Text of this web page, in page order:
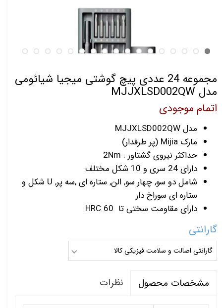
مجموعه 24 عددی پیچ گوشتی میجیا شیائومی
مدل MJJXLSD002QW
اتمام موجودی
مدل MJJXLSD002QW
مارک Mijia (پر طرفدار)
حداکثر نیروی گشتاور : 2Nm
دارای 24 سری و 10 شکل مختلف
شامل دو سو, چهار سو, الن, ستاره ای ,سه پر, U شکل و
ستاره ای سوراخ دار
دارای مقاومت سختی تا 60 HRC
گارانتی
گارانتی اصالت و سلامت فیزیکی کالا
مشخصات محصول نظرات